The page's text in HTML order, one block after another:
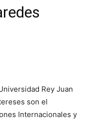
Rey Juan
son el
Internacionales y